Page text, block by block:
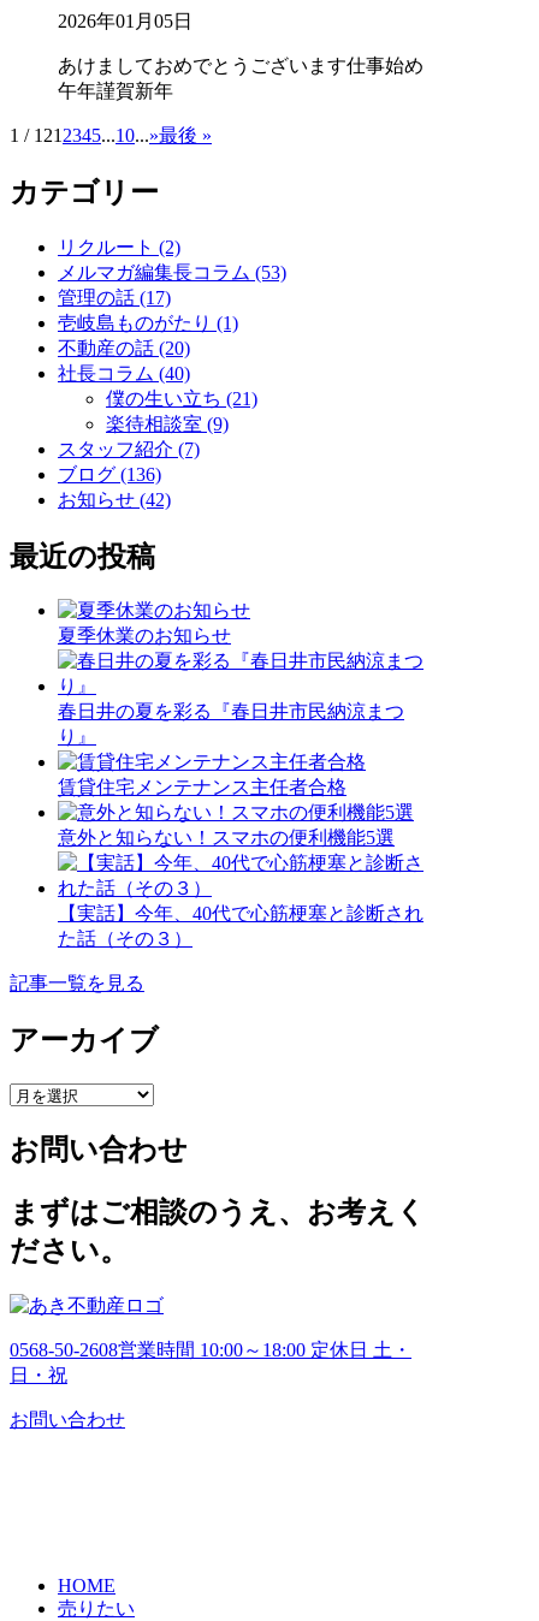
2026年01月05日
あけましておめでとうございます仕事始め
午年謹賀新年
1 / 121 2345...10...»最後 »
カテゴリー
リクルート (2)
メルマガ編集長コラム (53)
管理の話 (17)
壱岐島ものがたり (1)
不動産の話 (20)
社長コラム (40)
僕の生い立ち (21)
楽待相談室 (9)
スタッフ紹介 (7)
ブログ (136)
お知らせ (42)
最近の投稿
夏季休業のお知らせ
春日井の夏を彩る『春日井市民納涼まつ
り』
賃貸住宅メンテナンス主任者合格
意外と知らない！スマホの便利機能5選
【実話】今年、40代で心筋梗塞と診断され
た話（その３）
記事一覧を見る
アーカイブ
ア
カ
イ
ブ
お問い合わせ
まずはご相談のうえ、お考えく
ださい。
0568-50-2608営業時間 10:00～18:00 定休日 土・
日・祝
お問い合わせ
HOME
売りたい